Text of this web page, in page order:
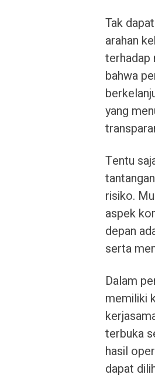
Tak
arahan
terhadap
bahwa
yang
Tentu
risiko.
aspek
depan
serta
Dalam
memiliki
terbuka
hasil
dapat